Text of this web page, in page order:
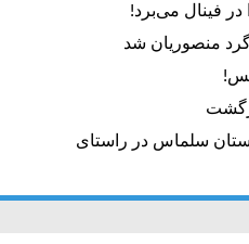
در فینال می‌برد!
منصوریان شد
سلماس در راستای